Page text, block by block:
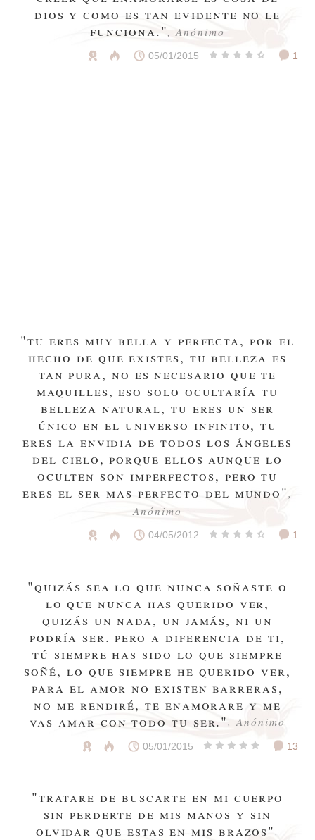
dios y como es tan evidente no le
funciona.", Anónimo
05/01/2015 1
"tu eres muy bella y perfecta, por el
hecho de que existes, tu belleza es
tan pura, no es necesario que te
maquilles, eso solo ocultaría tu
belleza natural, tu eres un ser
único en el universo infinito, tu
eres la envidia de todos los ángeles
del cielo, porque ellos aunque lo
oculten son imperfectos, pero tu
eres el ser mas perfecto del mundo",
Anónimo
04/05/2012 1
"quizás sea lo que nunca soñaste o
lo que nunca has querido ver,
quizás un nada, un jamás, ni un
podría ser. pero a diferencia de ti,
tú siempre has sido lo que siempre
soñé, lo que siempre he querido ver,
para el amor no existen barreras,
no me rendiré, te enamorare y me
vas amar con todo tu ser.", Anónimo
05/01/2015 13
"tratare de buscarte en mi cuerpo
sin perderte de mis manos y sin
olvidar que estas en mis brazos",